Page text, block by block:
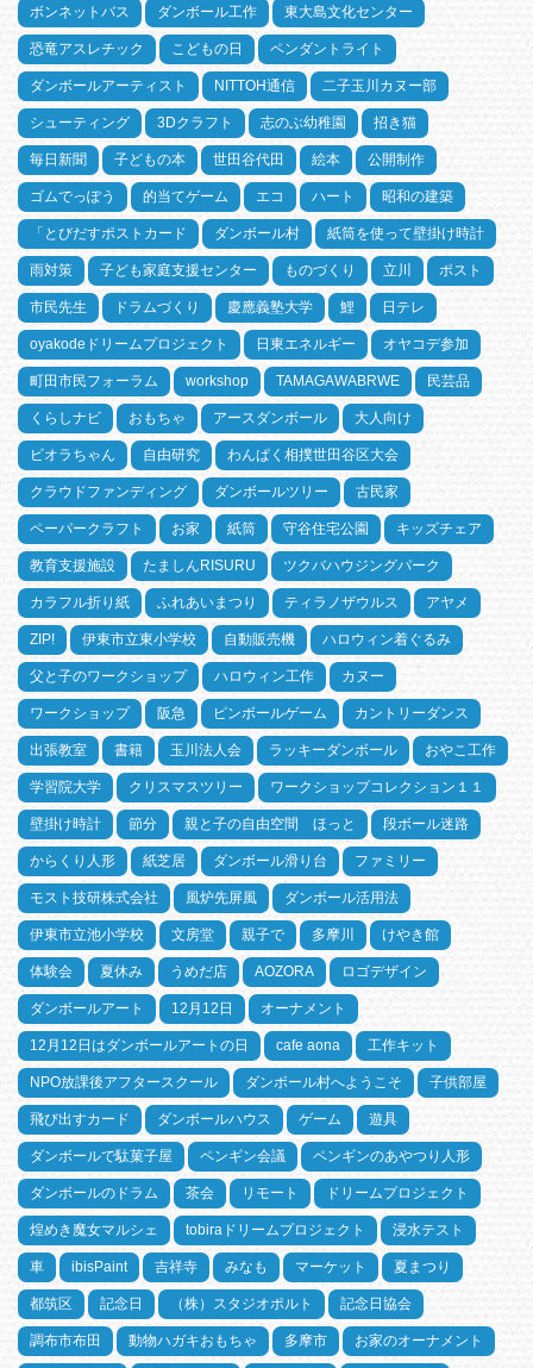
ボンネットバス ダンボール工作 東大島文化センター
恐竜アスレチック こどもの日 ペンダントライト
ダンボールアーティスト NITTOH通信 二子玉川カヌー部
シューティング 3Dクラフト 志のぶ幼稚園 招き猫
毎日新聞 子どもの本 世田谷代田 絵本 公開制作
ゴムでっぽう 的当てゲーム エコ ハート 昭和の建築
「とびだすポストカード ダンボール村 紙筒を使って壁掛け時計
雨対策 子ども家庭支援センター ものづくり 立川 ポスト
市民先生 ドラムづくり 慶應義塾大学 鯉 日テレ
oyakodeドリームプロジェクト 日東エネルギー オヤコデ参加
町田市民フォーラム workshop TAMAGAWABRWE 民芸品
くらしナビ おもちゃ アースダンボール 大人向け
ビオラちゃん 自由研究 わんぱく相撲世田谷区大会
クラウドファンディング ダンボールツリー 古民家
ペーパークラフト お家 紙筒 守谷住宅公園 キッズチェア
教育支援施設 たましんRISURU ツクバハウジングパーク
カラフル折り紙 ふれあいまつり ティラノザウルス アヤメ
ZIP! 伊東市立東小学校 自動販売機 ハロウィン着ぐるみ
父と子のワークショップ ハロウィン工作 カヌー
ワークショップ 阪急 ピンボールゲーム カントリーダンス
出張教室 書籍 玉川法人会 ラッキーダンボール おやこ工作
学習院大学 クリスマスツリー ワークショップコレクション１１
壁掛け時計 節分 親と子の自由空間 ほっと 段ボール迷路
からくり人形 紙芝居 ダンボール滑り台 ファミリー
モスト技研株式会社 風炉先屏風 ダンボール活用法
伊東市立池小学校 文房堂 親子で 多摩川 けやき館
体験会 夏休み うめだ店 AOZORA ロゴデザイン
ダンボールアート 12月12日 オーナメント
12月12日はダンボールアートの日 cafe aona 工作キット
NPO放課後アフタースクール ダンボール村へようこそ 子供部屋
飛び出すカード ダンボールハウス ゲーム 遊具
ダンボールで駄菓子屋 ペンギン会議 ペンギンのあやつり人形
ダンボールのドラム 茶会 リモート ドリームプロジェクト
煌めき魔女マルシェ tobiraドリームプロジェクト 浸水テスト
車 ibisPaint 吉祥寺 みなも マーケット 夏まつり
都筑区 記念日 （株）スタジオポルト 記念日協会
調布市布田 動物ハガキおもちゃ 多摩市 お家のオーナメント